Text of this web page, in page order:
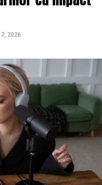
2026